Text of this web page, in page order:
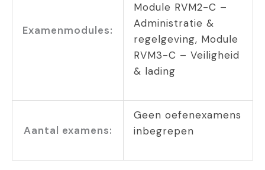
Examenmodules:
Module RVM2-C –
Administratie &
regelgeving, Module
RVM3-C – Veiligheid
& lading
Aantal examens:
Geen oefenexamens
inbegrepen